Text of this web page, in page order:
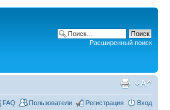
Расширенный поиск
FAQ Пользователи Регистрация Вход